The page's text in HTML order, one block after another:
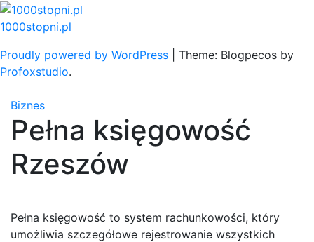
Skip
to
1000stopni.pl
Proudly powered by WordPress
Theme: Blogpecos by
Profoxstudio.
Biznes
Pełna księgowość
Rzeszów
Pełna księgowość to system rachunkowości, który
umożliwia szczegółowe rejestrowanie wszystkich